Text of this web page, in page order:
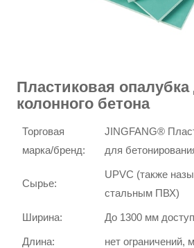
Пластиковая опалубка
колонного бетона
Торговая
марка/бренд:
JINGFANG®
для
Сырье:
UPVC (также
стальным ПВХ)
Ширина: До 1300 мм
Длина: нет ограничений,